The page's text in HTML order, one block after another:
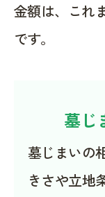
金額は、これ
です。
墓じ
墓じまいの
きさや立地